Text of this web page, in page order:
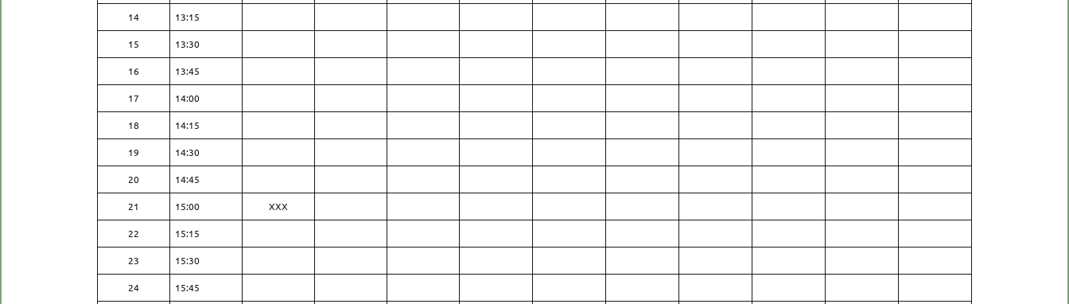
14 13:15
15 13:30
16 13:45
17 14:00
18 14:15
19 14:30
20 14:45
21 15:00 XXX
22 15:15
23 15:30
24 15:45